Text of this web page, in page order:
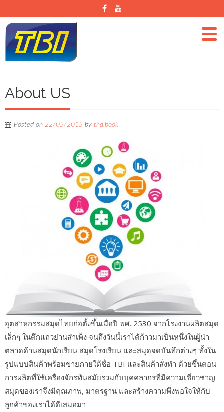
About US
Posted on 22/05/2015 by thaibook
อุตสาหกรรมสมุดไทยก่อตั้งขึ้นเมื่อปี พศ. 2530 จากโรงงานผลิตสมุด
เล็กๆ ในตึกแถวย่านสำเพ็ง จนถึงวันนี้เราได้ก้าวมาเป็นหนึ่งในผู้นำ
ตลาดด้านสมุดนักเรียน สมุดโรงเรียน และสมุดจดบันทึกต่างๆ ทั้งใน
รูปแบบสินค้าพร้อมขายภายใต้ชื่อ TBI และสินค้าสั่งทำ ด้วยขึ้นตอน
การผลิตที่ใช้เครื่องจักรทันสมัยรวมกับบุคคลากรที่มีความเชี่ยวชาญ
สมุดของเราจึงมีคุณภาพ, มาตรฐาน และสร้างความพึงพอใจให้กับ
ลูกค้าของเราได้ดีเสมอมา